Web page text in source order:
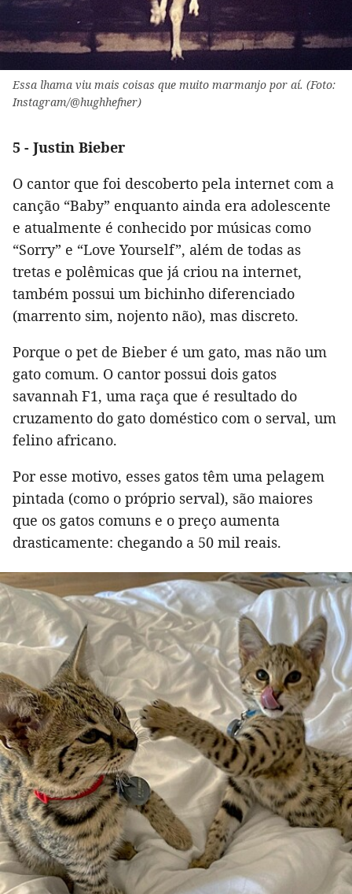
Essa lhama viu mais coisas que muito marmanjo por aí. (Foto:
Instagram/@hughhefner)
5 - Justin Bieber
O cantor que foi descoberto pela internet com a
canção “Baby” enquanto ainda era adolescente
e atualmente é conhecido por músicas como
“Sorry” e “Love Yourself”, além de todas as
tretas e polêmicas que já criou na internet,
também possui um bichinho diferenciado
(marrento sim, nojento não), mas discreto.
Porque o pet de Bieber é um gato, mas não um
gato comum. O cantor possui dois gatos
savannah F1, uma raça que é resultado do
cruzamento do gato doméstico com o serval, um
felino africano.
Por esse motivo, esses gatos têm uma pelagem
pintada (como o próprio serval), são maiores
que os gatos comuns e o preço aumenta
drasticamente: chegando a 50 mil reais.